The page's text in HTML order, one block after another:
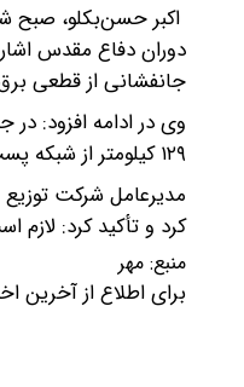
اکبر حسن‌بکلو، صبح
دوران دفاع مقدس
جانفشانی از قطعی برق
۱۲۹ کیلومتر از شبکه پست برجای مانده بود که دچار خسارت شد.
مدیرعامل شرکت
کرد و تأکید کرد:
منبع: مهر
برای اطلاع از آخرین